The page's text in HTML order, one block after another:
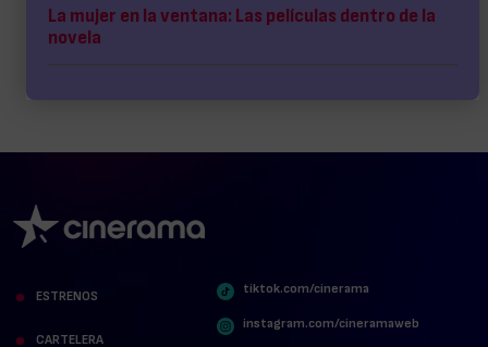
La mujer en la ventana: Las películas dentro de la
novela
ESTRENOS
CARTELERA
tiktok.com/cinerama
instagram.com/cineramaweb